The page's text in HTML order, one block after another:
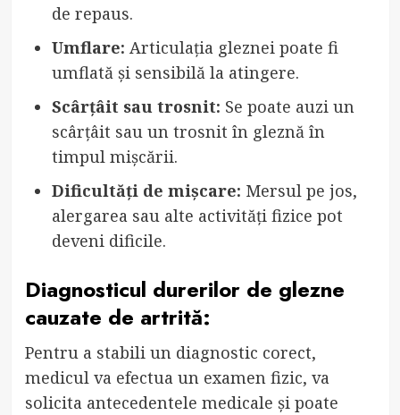
de repaus.
Umflare: Articulația gleznei poate fi
umflată și sensibilă la atingere.
Scârțâit sau trosnit: Se poate auzi un
scârțâit sau un trosnit în gleznă în
timpul mișcării.
Dificultăți de mișcare: Mersul pe jos,
alergarea sau alte activități fizice pot
deveni dificile.
Diagnosticul durerilor de glezne
cauzate de artrită:
Pentru a stabili un diagnostic corect,
medicul va efectua un examen fizic, va
solicita antecedentele medicale și poate